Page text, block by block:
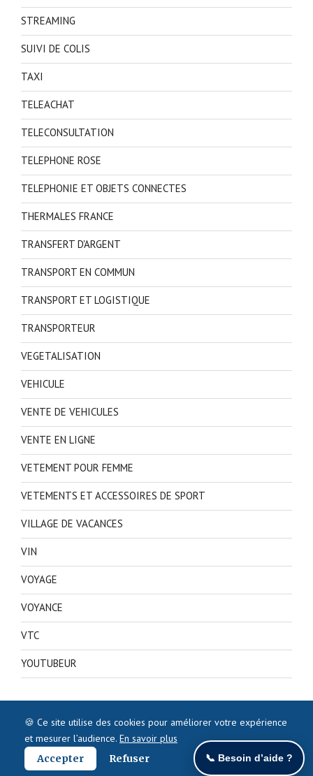
STREAMING
SUIVI DE COLIS
TAXI
TELEACHAT
TELECONSULTATION
TELEPHONE ROSE
TELEPHONIE ET OBJETS CONNECTES
THERMALES FRANCE
TRANSFERT D'ARGENT
TRANSPORT EN COMMUN
TRANSPORT ET LOGISTIQUE
TRANSPORTEUR
VEGETALISATION
VEHICULE
VENTE DE VEHICULES
VENTE EN LIGNE
VETEMENT POUR FEMME
VETEMENTS ET ACCESSOIRES DE SPORT
VILLAGE DE VACANCES
VIN
VOYAGE
VOYANCE
VTC
YOUTUBEUR
🍪 Ce site utilise des cookies pour améliorer votre expérience
et mesurer l’audience. En savoir plus
Accepter
Refuser 📞 Besoin d’aide ?